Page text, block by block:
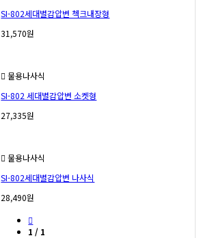
SI-802세대별감압변 첵크내장형
31,570원
물용나사식
SI-802 세대별감압변 소켓형
27,335원
물용나사식
SI-802세대별감압변 나사식
28,490원
1 / 1